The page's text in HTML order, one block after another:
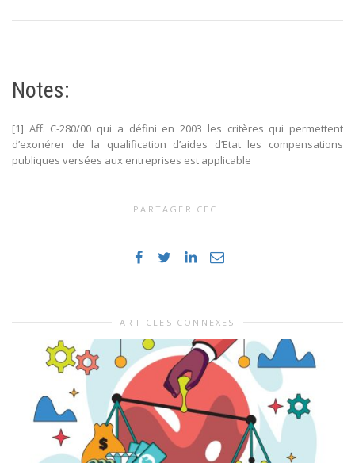
Notes:
[1] Aff. C-280/00 qui a défini en 2003 les critères qui permettent
d’exonérer de la qualification d’aides d’Etat les compensations
publiques versées aux entreprises est applicable
PARTAGER CECI
ARTICLES CONNEXES